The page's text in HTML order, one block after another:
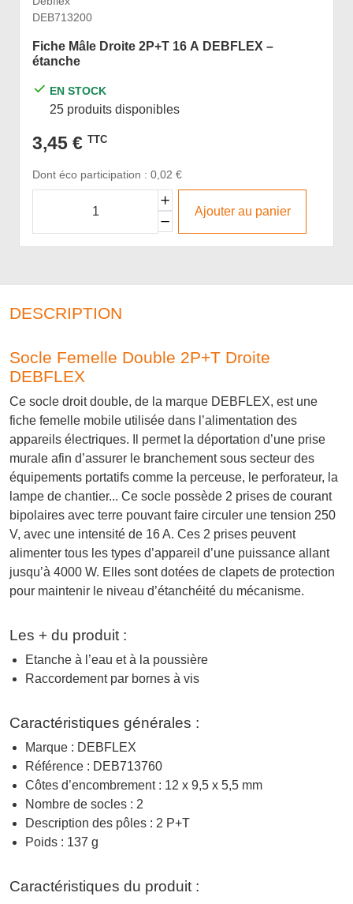
DEB713200
Fiche Mâle Droite 2P+T 16 A DEBFLEX –
étanche
EN STOCK
25 produits disponibles
3,45 € TTC
Dont éco participation : 0,02 €
Ajouter au panier
DESCRIPTION
Socle Femelle Double 2P+T Droite
DEBFLEX
Ce socle droit double, de la marque DEBFLEX, est une
fiche femelle mobile utilisée dans l’alimentation des
appareils électriques. Il permet la déportation d’une prise
murale afin d’assurer le branchement sous secteur des
équipements portatifs comme la perceuse, le perforateur, la
lampe de chantier... Ce socle possède 2 prises de courant
bipolaires avec terre pouvant faire circuler une tension 250
V, avec une intensité de 16 A. Ces 2 prises peuvent
alimenter tous les types d’appareil d’une puissance allant
jusqu’à 4000 W. Elles sont dotées de clapets de protection
pour maintenir le niveau d’étanchéité du mécanisme.
Les + du produit :
Etanche à l’eau et à la poussière
Raccordement par bornes à vis
Caractéristiques générales :
Marque : DEBFLEX
Référence : DEB713760
Côtes d’encombrement : 12 x 9,5 x 5,5 mm
Nombre de socles : 2
Description des pôles : 2 P+T
Poids : 137 g
Caractéristiques du produit :